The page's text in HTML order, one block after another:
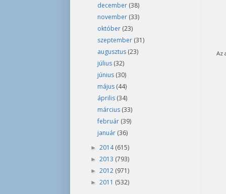
Az
december (38)
november (33)
október (23)
szeptember (31)
augusztus (23)
július (32)
június (30)
május (44)
április (34)
március (33)
február (39)
január (36)
► 2014(615)
► 2013 (793)
► 2012 (971)
► 2011 (532)